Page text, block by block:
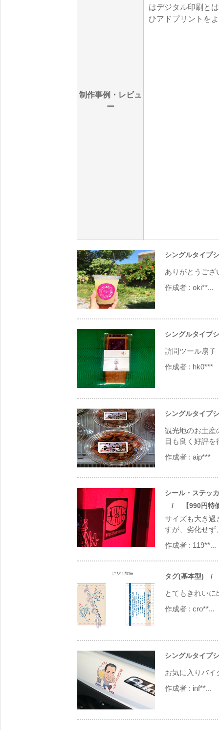
制作事例・レビュ
ー
はデジタル印刷と
ひアドプリントを
シングルタイプ
ありがとうござ
作成者 : oki**...
シングルタイプ
訪問ツール扇子
作成者 : hk0***
シングルタイプ
観光地のお土産
目も良く好評
作成者 : aip***
シール・ステッ
/ 【990円特価
サイズも大き過
すが、劣化せず
作成者 : 119**...
タグ(基本型) /
とてもきれい
作成者 : cro**...
シングルタイプ
お気に入りバイ
作成者 : inf**...